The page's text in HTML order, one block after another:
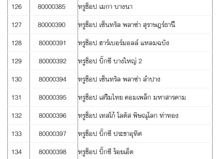
126
80000385
ทรูช็อป เมกา บางนา
127
80000390
ทรูช็อป เซ็นทรัล พลาซ่า สุราษฎร์ธานี
128
80000391
ทรูช็อป ฮาร์เบอร์มอลล์ แหลมฉบัง
129
80000392
ทรูช็อป บิ๊กซี บางใหญ่ 2
130
80000394
ทรูช็อป เซ็นทรัล พลาซ่า ลำปาง
131
80000395
ทรูช็อป เสริมไทย คอมเพล็ก มหาสารคาม
132
80000396
ทรูช็อป เทสโก้ โลตัส พิษณุโลก ท่าทอง
133
80000397
ทรูช็อป บิ๊กซี ประชาอุทิศ
134
80000398
ทรูช็อป บิ๊กซี ร้อยเอ็ด